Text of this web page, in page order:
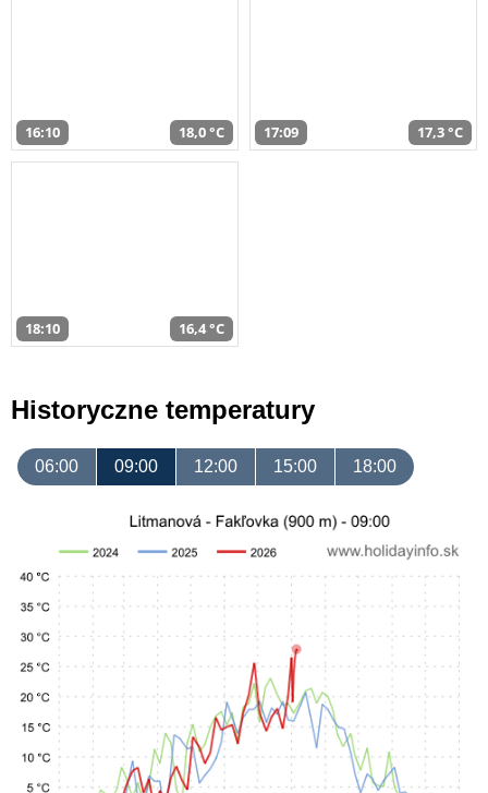
16:10 18,0 °C 17:09 17,3 °C
18:10 16,4 °C
Historyczne temperatury
06:00 09:00 12:00 15:00 18:00